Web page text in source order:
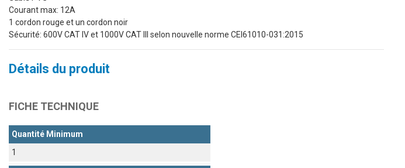
Courant max: 12A
1 cordon rouge et un cordon noir
Sécurité: 600V CAT IV et 1000V CAT III selon nouvelle norme CEI61010-031:2015
Détails du produit
FICHE TECHNIQUE
Quantité Minimum
1